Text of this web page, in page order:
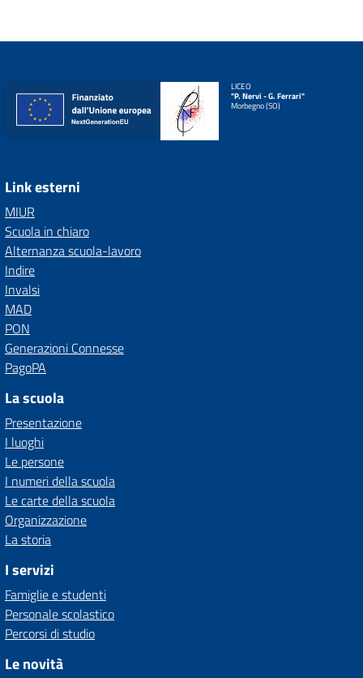
LICEO
"P. Nervi - G. Ferrari"
Morbegno (SO)
Link esterni
MIUR
Scuola in chiaro
Alternanza scuola-lavoro
Indire
Invalsi
MAD
PON
Generazioni Connesse
PagoPA
La scuola
Presentazione
I luoghi
Le persone
I numeri della scuola
Le carte della scuola
Organizzazione
La storia
I servizi
Famiglie e studenti
Personale scolastico
Percorsi di studio
Le novità